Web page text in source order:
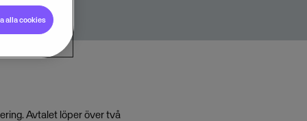
Avtalet löper över två
alla cookies